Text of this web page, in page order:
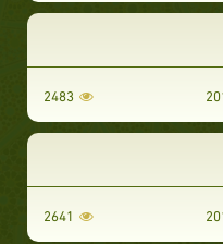
2483
2641